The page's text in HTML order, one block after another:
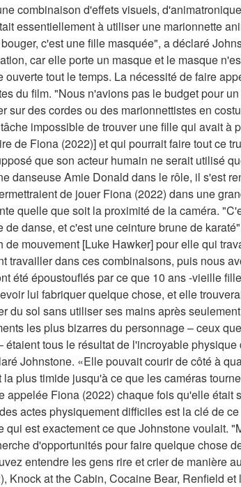
combinaison d'effets visuels,
essentiellement à utiliser une marionnette
c'est une fille masquée", a déclaré
car elle porte un masque et le masque
tout le temps. La nécessité de faire
du film. "Nous n'avions pas le budget pour
sur des cordes ou des marionnettistes en
impossible de trouver une fille qui avait à
de Fiona (2022)] et qui pourrait faire tout ce
que son acteur humain ne serait utilisé
danseuse Amie Donald dans le rôle, il s'est
de jouer Fiona (2022) dans une
quelle que soit la proximité de la caméra.
danse, et c'est une ceinture brune de
mouvement [Luke Hawker] pour elle qui
travailler dans ces combinaisons, puis nous
été époustouflés par ce que 10 ans -vieille
lui fabriquer quelque chose, et elle
du sol sans utiliser ses mains après
les plus bizarres du personnage – ceux
tous le résultat de l'incroyable
Johnstone. «Elle pouvait courir de côté à
plus timide jusqu'à ce que les caméras
Fiona (2022) chaque fois qu'elle était
actes physiquement difficiles est la clé de
qui est exactement ce que Johnstone voulait.
d'opportunités pour faire quelque chose
entendre les gens rire et crier de manière
Knock at the Cabin, Cocaine Bear, Renfield et